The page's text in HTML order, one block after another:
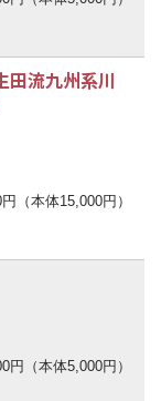
流九州系川
（本体15,000円）
円（本体5,000円）